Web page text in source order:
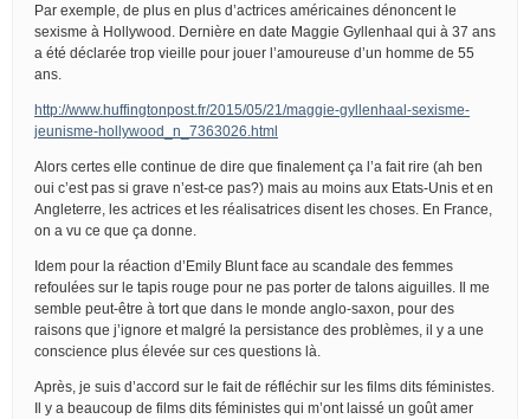
Par exemple, de plus en plus d’actrices américaines dénoncent le
sexisme à Hollywood. Dernière en date Maggie Gyllenhaal qui à 37 ans
a été déclarée trop vieille pour jouer l’amoureuse d’un homme de 55
ans.
http://www.huffingtonpost.fr/2015/05/21/maggie-gyllenhaal-sexisme-
jeunisme-hollywood_n_7363026.html
Alors certes elle continue de dire que finalement ça l’a fait rire (ah ben
oui c’est pas si grave n’est-ce pas?) mais au moins aux Etats-Unis et en
Angleterre, les actrices et les réalisatrices disent les choses. En France,
on a vu ce que ça donne.
Idem pour la réaction d’Emily Blunt face au scandale des femmes
refoulées sur le tapis rouge pour ne pas porter de talons aiguilles. Il me
semble peut-être à tort que dans le monde anglo-saxon, pour des
raisons que j’ignore et malgré la persistance des problèmes, il y a une
conscience plus élevée sur ces questions là.
Après, je suis d’accord sur le fait de réfléchir sur les films dits féministes.
Il y a beaucoup de films dits féministes qui m’ont laissé un goût amer